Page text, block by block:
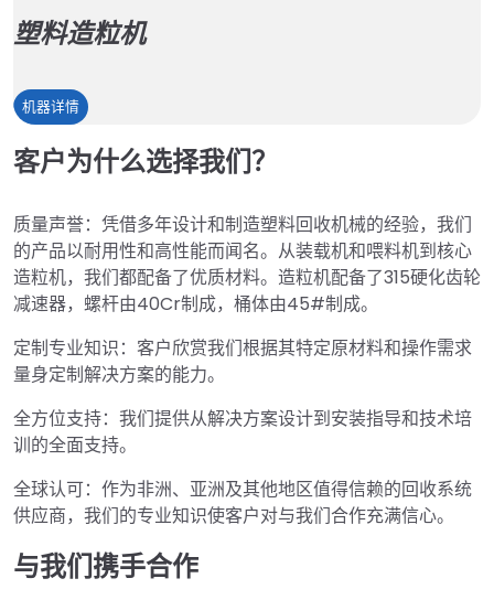
塑料造粒机
机器详情塑
造
机
客户为什么选择我们？
质量声誉：凭借多年设计和制造塑料回收机械的经验，我们
的产品以耐用性和高性能而闻名。从装载机和喂料机到核心
造粒机，我们都配备了优质材料。造粒机配备了315硬化齿轮
减速器，螺杆由40Cr制成，桶体由45#制成。
定制专业知识：客户欣赏我们根据其特定原材料和操作需求
量身定制解决方案的能力。
全方位支持：我们提供从解决方案设计到安装指导和技术培
训的全面支持。
全球认可：作为非洲、亚洲及其他地区值得信赖的回收系统
供应商，我们的专业知识使客户对与我们合作充满信心。
与我们携手合作